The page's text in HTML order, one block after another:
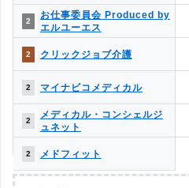
8
メディカル・コンシェルジ
ュネット
8 MC-介護のお仕事
8 クリックジョブ介護
8
介護JJ（介護ジャストジョ
ブ）
上記で調査対象とした転職エージェン
ち、「条件：言語聴覚士」「地域：沖
トしました。
2
お仕事委員会 Produced by
エルユーエス
2 クリックジョブ介護
2 マイナビコメディカル
2
メディカル・コンシェルジ
ュネット
2 メドフィット